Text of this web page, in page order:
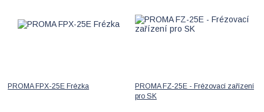
PROMA FPX-25E Frézka
PROMA FZ-25E - Frézovací zařízení
pro SK